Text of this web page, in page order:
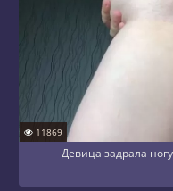
11869
Девица задрала